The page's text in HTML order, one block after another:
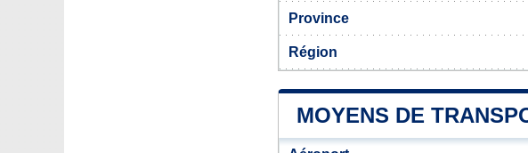
Province
Région
MOYENS DE